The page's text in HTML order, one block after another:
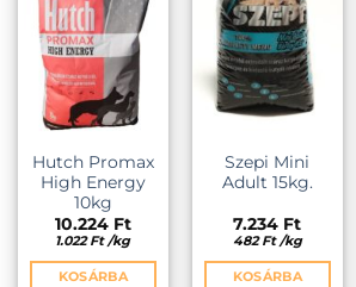
Hutch Promax
High Energy
10kg
10.224 Ft
1.022Ft /kg
KOSÁRBA
Szepi Mini
Adult 15kg.
7.234 Ft
482Ft /kg
KOSÁRBA